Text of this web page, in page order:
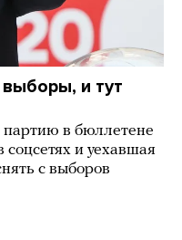
и тут
в бюллетене
и уехавшая
с выборов